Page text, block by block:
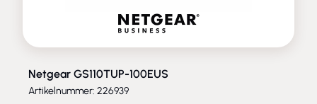
Netgear GS110TUP-100EUS
Artikelnummer: 226939